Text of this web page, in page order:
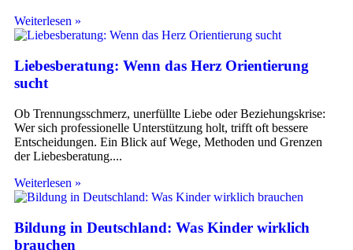
Weiterlesen »
Liebesberatung: Wenn das Herz Orientierung
sucht
Ob Trennungsschmerz, unerfüllte Liebe oder Beziehungskrise:
Wer sich professionelle Unterstützung holt, trifft oft bessere
Entscheidungen. Ein Blick auf Wege, Methoden und Grenzen
der Liebesberatung.
Weiterlesen »
Bildung in Deutschland: Was Kinder wirklich
brauchen